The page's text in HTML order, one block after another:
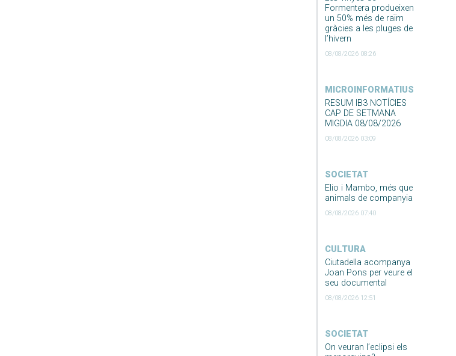
Formentera produeixen
un 50% més de raïm
gràcies a les pluges de
l’hivern
08/08/2026 08:26
MICROINFORMATIUS
RESUM IB3 NOTÍCIES
CAP DE SETMANA
MIGDIA 08/08/2026
08/08/2026 03:09
SOCIETAT
Elio i Mambo, més que
animals de companyia
08/08/2026 07:40
CULTURA
Ciutadella acompanya
Joan Pons per veure el
seu documental
08/08/2026 12:51
SOCIETAT
On veuran l’eclipsi els